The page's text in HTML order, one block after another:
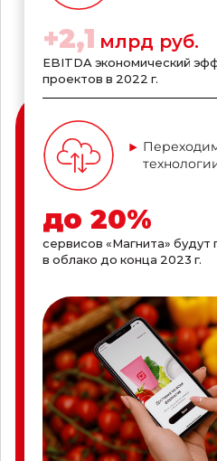
+2,1 млрд руб.
EBITDA экономический
проектов в 2022 г.
до 20%
сервисов «Магнита»
в облако до конца 2023 г.